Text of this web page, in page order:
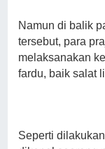
Namun di balik
tersebut, para
melaksanakan
fardu, baik salat
Seperti